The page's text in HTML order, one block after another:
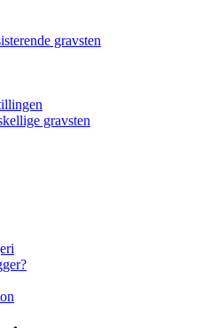
gravsten
gravsten